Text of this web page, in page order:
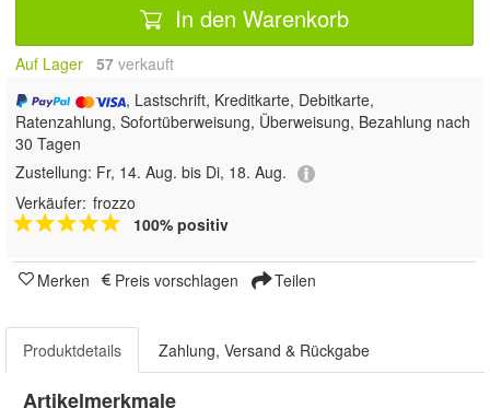
In den Warenkorb
Auf Lager 57 verkauft
, Lastschrift, Kreditkarte, Debitkarte,
Ratenzahlung, Sofortüberweisung, Überweisung, Bezahlung nach
30 Tagen
Zustellung: Fr, 14. Aug. bis Di, 18. Aug.
Verkäufer: frozzo
100% positiv
Merken Preis vorschlagen Teilen
Produktdetails Zahlung, Versand & Rückgabe
Artikelmerkmale